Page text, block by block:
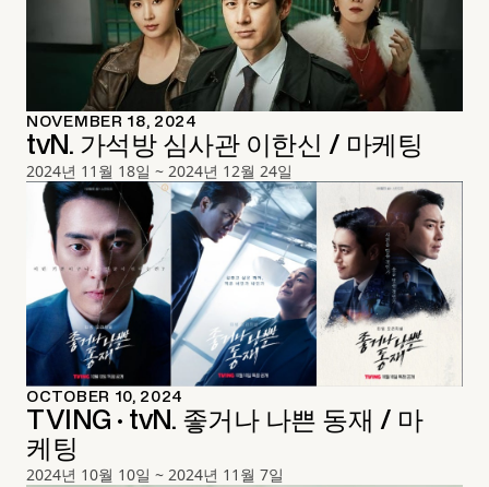
NOVEMBER 18, 2024
tvN. 가석방 심사관 이한신 / 마케팅
2024년 11월 18일 ~ 2024년 12월 24일
OCTOBER 10, 2024
TVING · tvN. 좋거나 나쁜 동재 / 마
케팅
2024년 10월 10일 ~ 2024년 11월 7일